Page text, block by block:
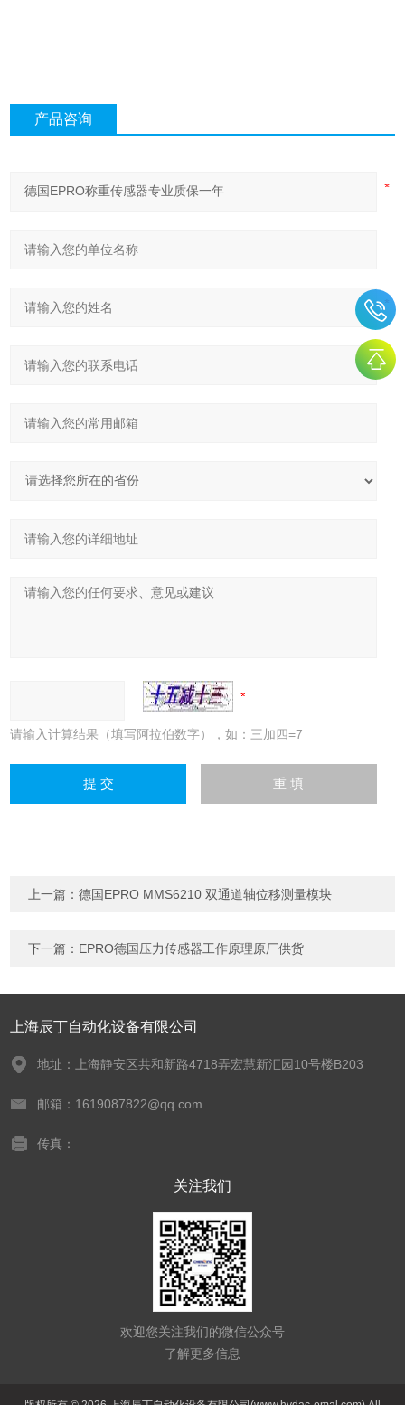
产品咨询
请输入计算结果（填写阿拉伯数字），如：三加四=7
上一篇：德国EPRO MMS6210 双通道轴位移测量模块
下一篇： EPRO德国压力传感器工作原理原厂供货
上海辰丁自动化设备有限公司
地址：上海静安区共和新路4718弄宏慧新汇园10号楼B203
邮箱：1619087822@qq.com
传真：
关注我们
欢迎您关注我们的微信公众号
了解更多信息